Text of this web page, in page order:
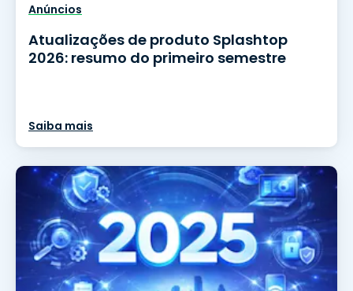
Anúncios
Atualizações de produto Splashtop
2026: resumo do primeiro semestre
Saiba mais